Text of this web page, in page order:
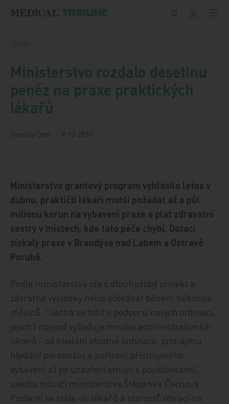
Ministerstvo rozdalo desetinu
peněz na praxe praktických
lékařů
3 minuty čtení 9. 12. 2016
Ministerstvo grantový program vyhlásilo letos v
dubnu, praktičtí lékaři mohli požádat až o půl
milionu korun na vybavení praxe a plat zdravotní
sestry v místech, kde tato péče chybí. Dotaci
získaly praxe v Brandýse nad Labem a Ostravě
Porubě.
Podle ministerstva jde o dlouhodobý projekt a
závratné výsledky nelze očekávat během několika
měsíců. "Jedná se totiž o podporu nových ordinací,
jejichž rozjezd vyžaduje mnoho administrativních
úkonů - od hledání vhodné ordinace, pronájmu,
hledání personálu a pořízení přístrojového
vybavení až po uzavření smluv s pojišťovnami,"
uvedla mluvčí ministerstva Štěpánka Čechová.
Podle ní se stále víc lékařů a starostů obrací na